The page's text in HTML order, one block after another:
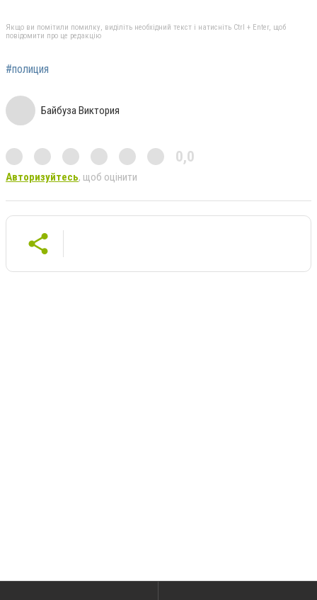
Якщо ви помітили помилку, виділіть необхідний текст і натисніть Ctrl + Enter, щоб
повідомити про це редакцію
#полиция
Байбуза Виктория
0,0
Авторизуйтесь, щоб оцінити